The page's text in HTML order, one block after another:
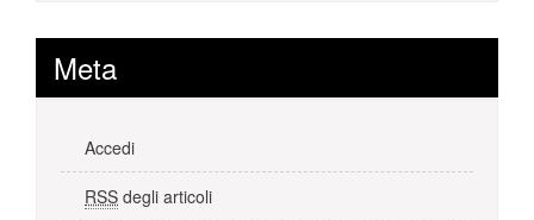
Meta
Accedi
RSS degli articoli